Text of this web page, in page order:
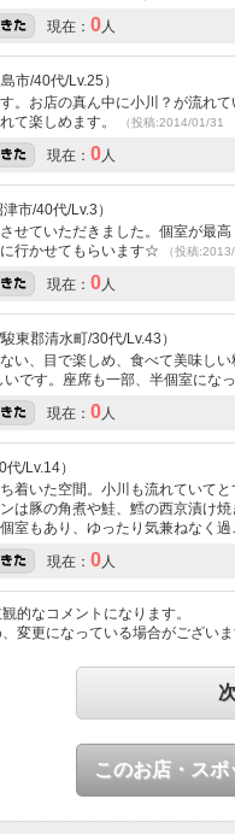
現在： 0人
市/40代/Lv.25）
。お店の真ん中に小川？が流れ
て楽しめます。
（投稿:2014/01/31
現在： 0人
市/40代/Lv.3）
せていただきました。個室が最
行かせてもらいます☆
（投稿
現在： 0人
東郡清水町/30代/Lv.43）
い、目で楽しめ、食べて美味し
です。座席も一部、半個室にな
現在： 0人
/Lv.14）
着いた空間。小川も流れていて
は豚の角煮や鮭、鱈の西京漬け
室もあり、ゆったり気兼ねなく過
現在： 0人
的なコメントになります。
変更になっている場合がございま
このお店・スポ